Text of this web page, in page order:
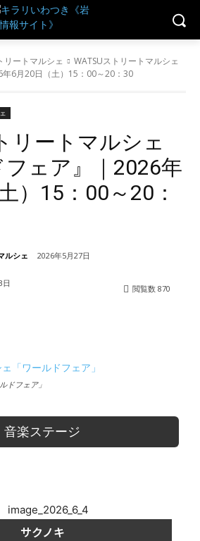
リートマルシェ
WATSUストリートマルシェ
年6月20日（土）15：00～20：30
リートマルシェ
フェア』｜2026年
）15：00～20：
ルシェ 2026年5月27日
日
閲覧数 870
ドフェア」
音楽ステージ
サクノキ